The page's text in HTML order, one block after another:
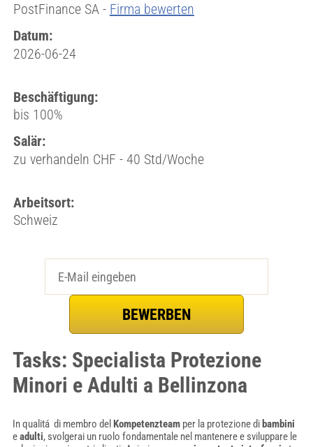
PostFinance SA - Firma bewerten
Datum:
2026-06-24
Beschäftigung:
bis 100%
Salär:
zu verhandeln CHF - 40 Std/Woche
Arbeitsort:
Schweiz
Tasks: Specialista Protezione
Minori e Adulti a Bellinzona
In qualitá di membro del Kompetenzteamper la protezione di bambini
eadulti, svolgerai un ruolo fondamentale nel mantenere e sviluppare le